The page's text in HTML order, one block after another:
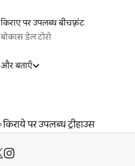
किराए पर उपलब्ध बीचफ़्रंट
बोकास डेल टोरो
और बताएँ
किराये पर उपलब्ध ट्रीहाउस